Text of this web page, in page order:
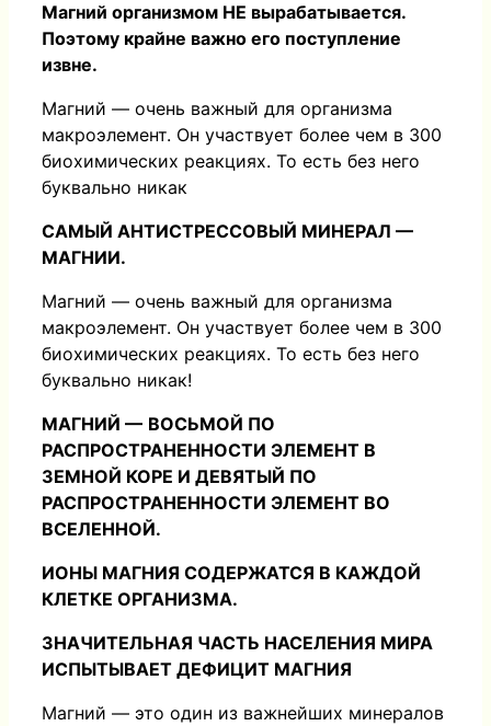
Магний организмом НЕ вырабатывается.
Поэтому крайне важно его поступление
извне.
Магний — очень важный для организма
макроэлемент. Он участвует более чем в 300
биохимических реакциях. То есть без него
буквально никак
САМЫЙ АНТИСТРЕССОВЫЙ МИНЕРАЛ —
МАГНИИ.
Магний — очень важный для организма
макроэлемент. Он участвует более чем в 300
биохимических реакциях. То есть без него
буквально никак!
МАГНИЙ — ВОСЬМОЙ ПО
РАСПРОСТРАНЕННОСТИ ЭЛЕМЕНТ В
ЗЕМНОЙ КОРЕ И ДЕВЯТЫЙ ПО
РАСПРОСТРАНЕННОСТИ ЭЛЕМЕНТ ВО
ВСЕЛЕННОЙ.
ИОНЫ МАГНИЯ СОДЕРЖАТСЯ В КАЖДОЙ
КЛЕТКЕ ОРГАНИЗМА.
ЗНАЧИТЕЛЬНАЯ ЧАСТЬ НАСЕЛЕНИЯ МИРА
ИСПЫТЫВАЕТ ДЕФИЦИТ МАГНИЯ
Магний — это один из важнейших минералов